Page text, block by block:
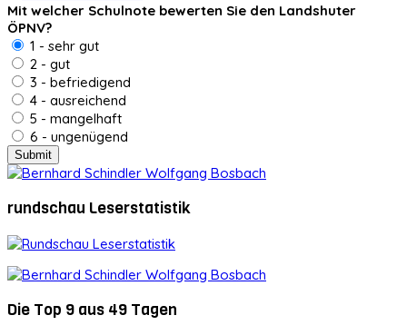
Mit welcher Schulnote bewerten Sie den Landshuter
ÖPNV?
1 - sehr gut
2 - gut
3 - befriedigend
4 - ausreichend
5 - mangelhaft
6 - ungenügend
rundschau Leserstatistik
Die Top 9 aus 49 Tagen